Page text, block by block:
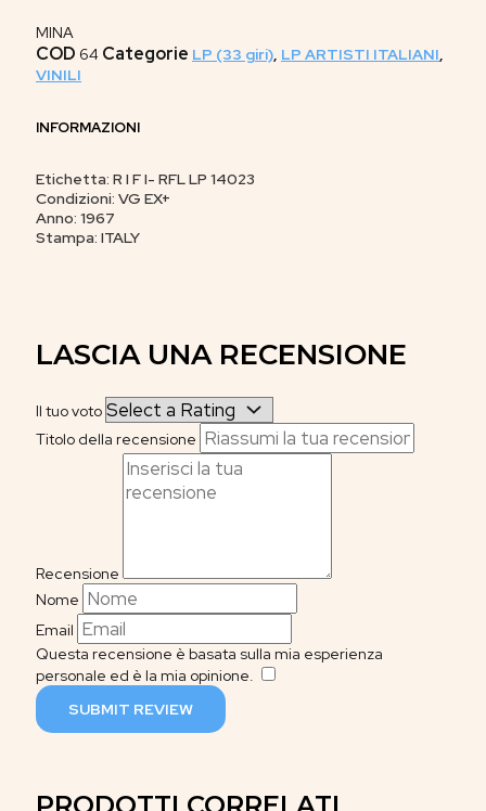
MINA
COD 64 Categorie LP (33 giri), LP ARTISTI ITALIANI,
VINILI
INFORMAZIONI
Etichetta: R I F I- RFL LP 14023
Condizioni: VG EX+
Anno: 1967
Stampa: ITALY
LASCIA UNA RECENSIONE
Il tuo voto
Titolo della recensione
Recensione
Nome
Email
Questa recensione è basata sulla mia esperienza
personale ed è la mia opinione.
SUBMIT REVIEW